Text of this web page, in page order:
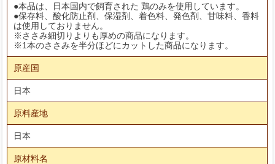
●本品は、日本国内で飼育された 鶏のみを使用しています。
●保存料、酸化防止剤、保湿剤、着色料、発色剤、甘味料、香料
は使用しておりません。
※ささみ細切りよりも厚めの商品になります。
※1本のささみを半分ほどにカットした商品になります。
原産国
日本
原料産地
日本
原材料名